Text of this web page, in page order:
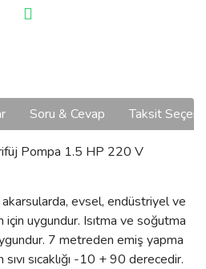
Soru & Cevap Taksit
Pompa 1.5 HP 220 V
evsel, endüstriyel ve
için uygundur. Isıtma ve soğutma
7 metreden emiş yapma
sıcaklığı -10 + 90 derecedir.